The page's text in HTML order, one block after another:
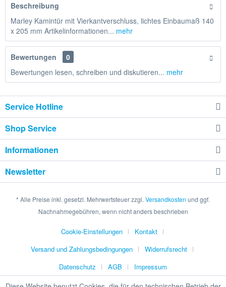
Beschreibung
Marley Kamintür mit Vierkantverschluss, lichtes Einbaumaß 140
x 205 mm Artikelinformationen... mehr
Bewertungen
0
Bewertungen lesen, schreiben und diskutieren... mehr
Service Hotline
Shop Service
Informationen
Newsletter
* Alle Preise inkl. gesetzl. Mehrwertsteuer zzgl. Versandkosten und ggf.
Nachnahmegebühren, wenn nicht anders beschrieben
Cookie-Einstellungen
Kontakt
Versand und Zahlungsbedingungen
Widerrufsrecht
Datenschutz
AGB Impressum